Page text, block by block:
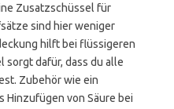
Zusatzschüssel für
sind hier weniger
hilft bei flüssigeren
sorgt dafür, dass du alle
Zubehör wie ein
von Säure bei